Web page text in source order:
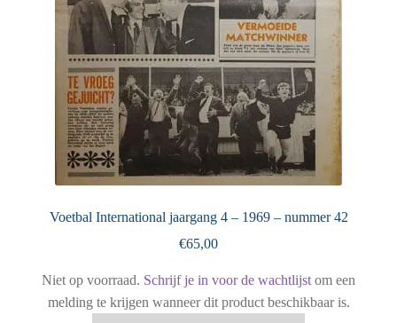
Voetbal International jaargang 4 – 1969 – nummer 42
€65,00
Niet op voorraad. Schrijf je in voor de wachtlijst om een
melding te krijgen wanneer dit product beschikbaar is.